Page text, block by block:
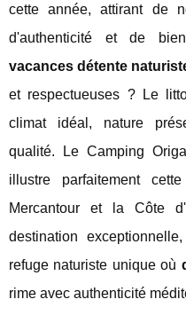
cette année, attirant de
d'authenticité et de
vacances détente
et respectueuses ? Le
climat idéal, nature
qualité. Le Camping
illustre parfaitement
Mercantour et la Côte
destination
refuge naturiste uniqueoù
rime avec authenticité